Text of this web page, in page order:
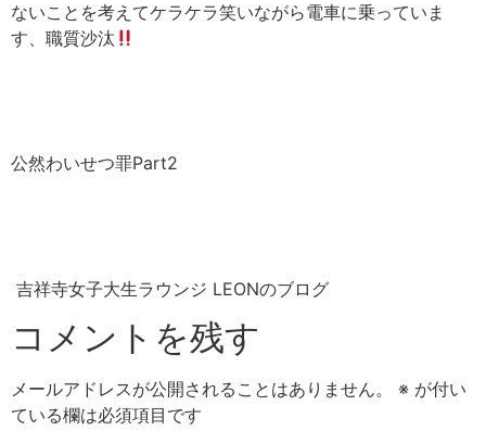
ないことを考えてケラケラ笑いながら電車に乗っていま
す、職質沙汰
公然わいせつ罪Part2
吉祥寺女子大生ラウンジ LEONのブログ
コメントを残す
メールアドレスが公開されることはありません。 ※ が付い
ている欄は必須項目です